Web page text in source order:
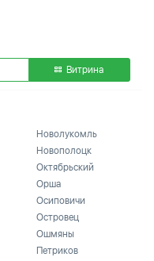
Витрина
Новолукомль
Новополоцк
Октябрьский
Орша
Осиповичи
Островец
Ошмяны
Петриков